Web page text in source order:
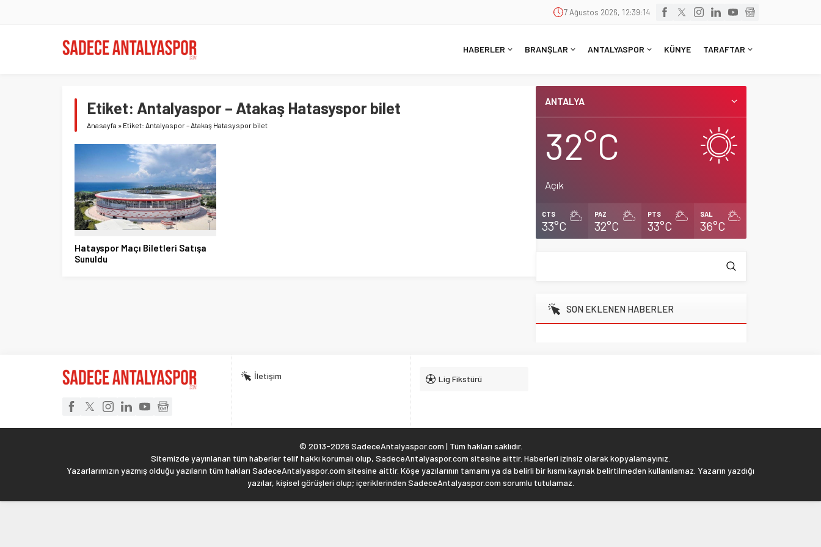
7 Ağustos 2026, 12:39:14
HABERLER BRANŞLAR ANTALYASPOR KÜNYE TARAFTAR
Etiket: Antalyaspor – Atakaş Hatasyspor bilet
Anasayfa » Etiket: Antalyaspor – Atakaş Hatasyspor bilet
Hatayspor Maçı Biletleri Satışa
Sunuldu
ANTALYA
32°C
Açık
CTS
33°C
PAZ
32°C
PTS
33°C
SAL
36°C
SON EKLENEN HABERLER
İletişim Lig Fikstürü
© 2013-2026 SadeceAntalyaspor.com | Tüm hakları saklıdır.
Sitemizde yayınlanan tüm haberler telif hakkı korumalı olup, SadeceAntalyaspor.com sitesine aittir. Haberleri izinsiz olarak kopyalamayınız.
Yazarlarımızın yazmış olduğu yazıların tüm hakları SadeceAntalyaspor.com sitesine aittir. Köşe yazılarının tamamı ya da belirli bir kısmı kaynak belirtilmeden kullanılamaz. Yazarın yazdığı
yazılar, kişisel görüşleri olup; içeriklerinden SadeceAntalyaspor.com sorumlu tutulamaz.